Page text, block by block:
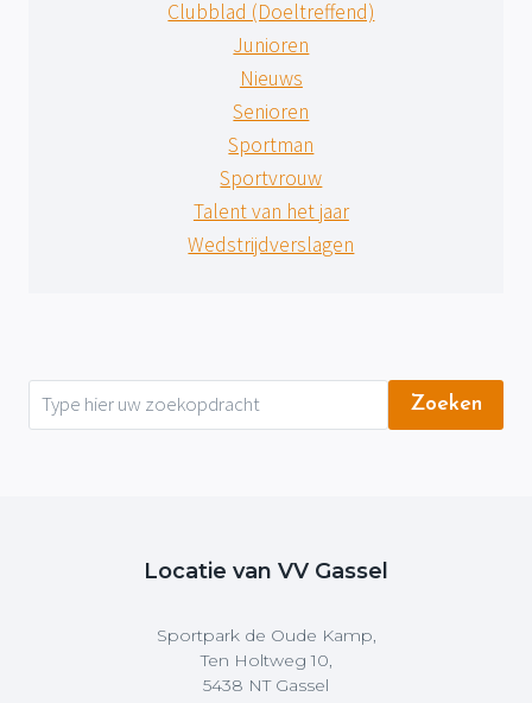
Clubblad (Doeltreffend)
Junioren
Nieuws
Senioren
Sportman
Sportvrouw
Talent van het jaar
Wedstrijdverslagen
Zoeken
Locatie van VV Gassel
Sportpark de Oude Kamp,
Ten Holtweg 10,
5438 NT Gassel